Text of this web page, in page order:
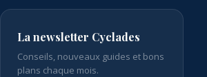
La newsletter Cyclades
Conseils, nouveaux guides et bons
plans chaque mois.